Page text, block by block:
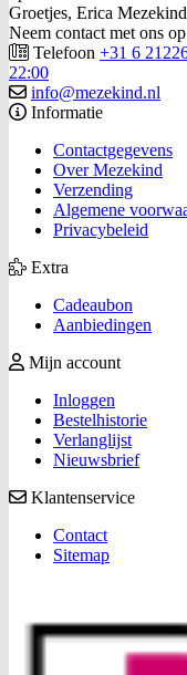
Groetjes, Erica Mezekind
Neem contact met ons op
Telefoon +31 6
22:00
info@mezekind.nl
Informatie
Contactgegevens
Over Mezekind
Verzending
Algemene
Privacybeleid
Extra
Cadeaubon
Aanbiedingen
Mijn account
Inloggen
Bestelhistorie
Verlanglijst
Nieuwsbrief
Klantenservice
Contact
Sitemap